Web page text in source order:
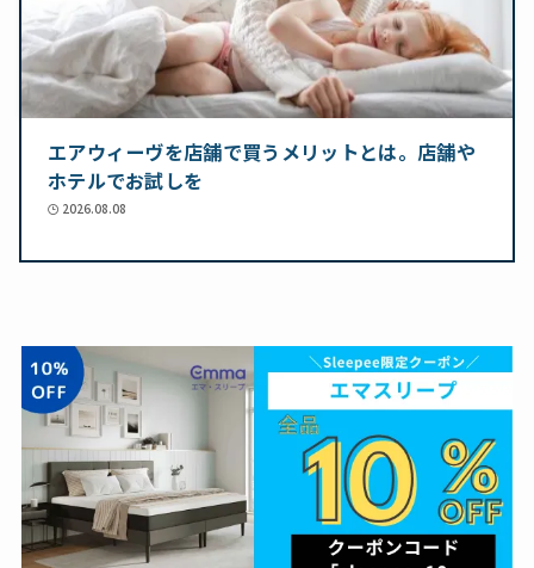
エアウィーヴを店舗で買うメリットとは。店舗や
ホテルでお試しを
2026.08.08